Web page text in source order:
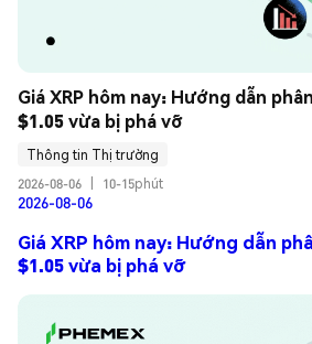
Giá XRP hôm nay: Hướng dẫn
$1.05 vừa bị phá vỡ
Thông tin Thị trường
2026-08-06
10-15phút
2026-08-06
Giá XRP hôm nay: Hướng dẫn
$1.05 vừa bị phá vỡ